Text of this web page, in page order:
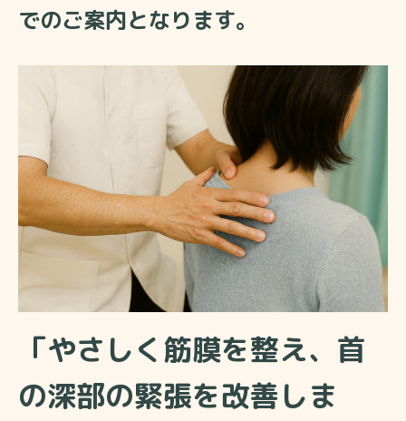
でのご案内となります。
「やさしく筋膜を整え、首
の深部の緊張を改善しま